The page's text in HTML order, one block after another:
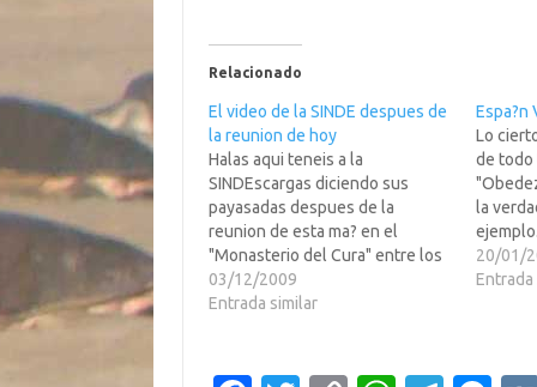
Relacionado
El video de la SINDE despues de
la reunion de hoy
Halas aqui teneis a la
SINDEscargas diciendo sus
payasadas despues de la
reunion de esta ma? en el
"Monasterio del Cura" entre los
del Gobi y varios
emprendedores de la Internet
diria que mirase a la…
03/12/2009
Entrada similar
Espa?n
Lo
de todo
la
de
asustar
20/01/
Entrada